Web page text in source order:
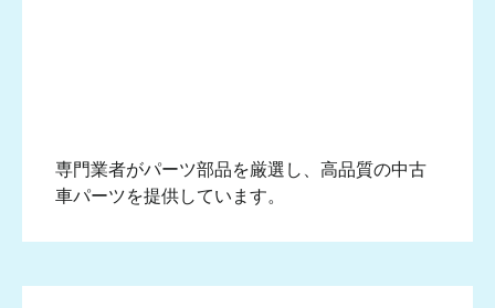
専門業者がパーツ部品を厳選し、高品質の中古
車パーツを提供しています。